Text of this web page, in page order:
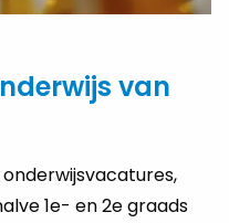
van
1e- en 2e graads